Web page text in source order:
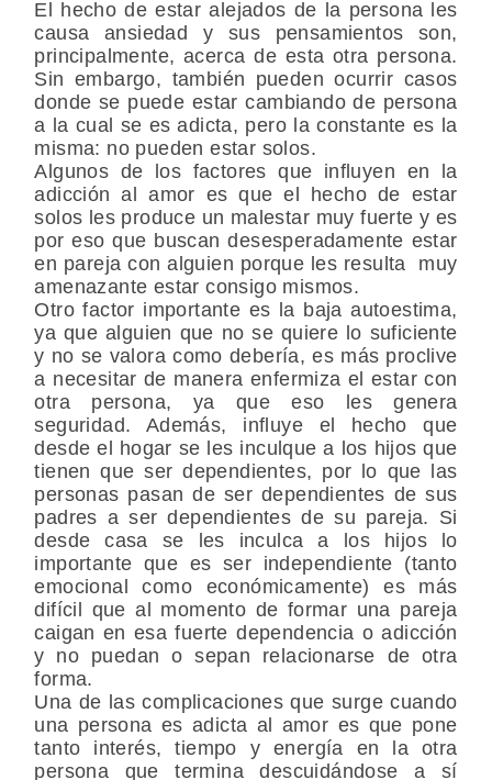
El hecho de estar alejados de la persona les
causa ansiedad y sus pensamientos son,
principalmente, acerca de esta otra persona.
Sin embargo, también pueden ocurrir casos
donde se puede estar cambiando de persona
a la cual se es adicta, pero la constante es la
misma: no pueden estar solos.
Algunos de los factores que influyen en la
adicción al amor es que el hecho de estar
solos les produce un malestar muy fuerte y es
por eso que buscan desesperadamente estar
en pareja con alguien porque les resulta muy
amenazante estar consigo mismos.
Otro factor importante es la baja autoestima,
ya que alguien que no se quiere lo suficiente
y no se valora como debería, es más proclive
a necesitar de manera enfermiza el estar con
otra persona, ya que eso les genera
seguridad. Además, influye el hecho que
desde el hogar se les inculque a los hijos que
tienen que ser dependientes, por lo que las
personas pasan de ser dependientes de sus
padres a ser dependientes de su pareja. Si
desde casa se les inculca a los hijos lo
importante que es ser independiente (tanto
emocional como económicamente) es más
difícil que al momento de formar una pareja
caigan en esa fuerte dependencia o adicción
y no puedan o sepan relacionarse de otra
forma.
Una de las complicaciones que surge cuando
una persona es adicta al amor es que pone
tanto interés, tiempo y energía en la otra
persona que termina descuidándose a sí